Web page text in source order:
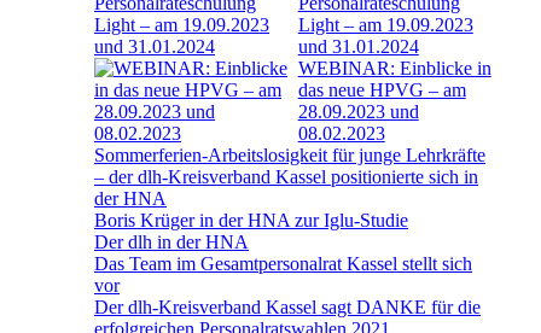
Light – am 19.09.2023
und 31.01.2024
WEBINAR: Einblicke in
das neue HPVG – am
28.09.2023 und
08.02.2023
Sommerferien-Arbeitslosigkeit für junge Lehrkräfte
– der dlh-Kreisverband Kassel positionierte sich in
der HNA
Boris Krüger in der HNA zur Iglu-Studie
Der dlh in der HNA
Das Team im Gesamtpersonalrat Kassel stellt sich
vor
Der dlh-Kreisverband Kassel sagt DANKE für die
erfolgreichen Personalratswahlen 2021